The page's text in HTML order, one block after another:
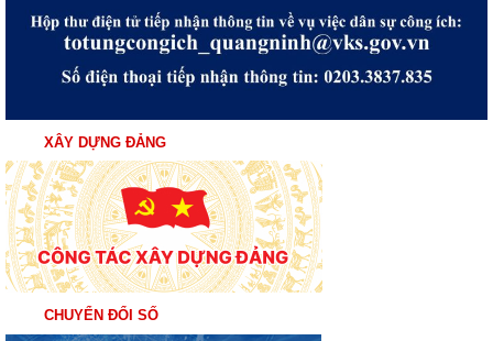
XÂY DỰNG ĐẢNG
CHUYỂN ĐỔI SỐ